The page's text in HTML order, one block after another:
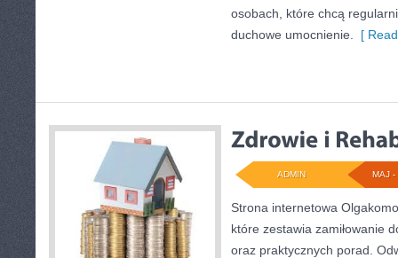
osobach, które chcą
duchowe umocnienie.
[
MAJ -
ADMIN
Strona internetowa
które zestawia zamiłowanie
oraz praktycznych porad.